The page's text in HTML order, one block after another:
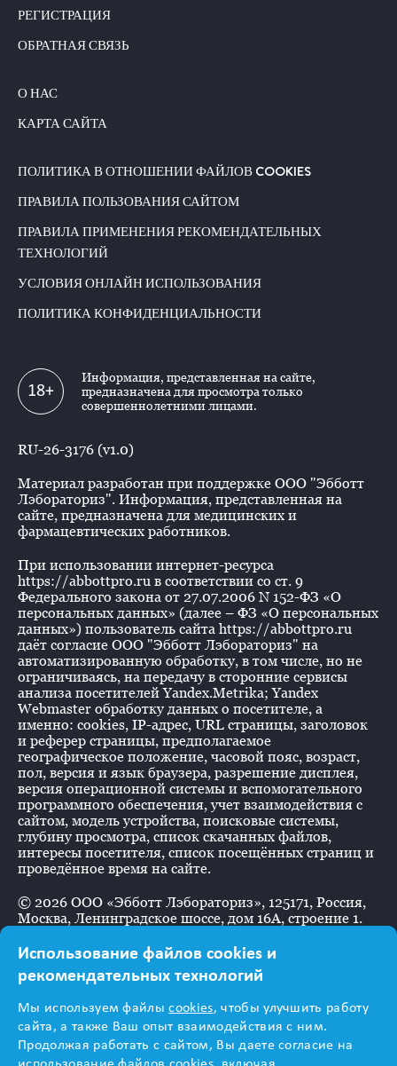
РЕГИСТРАЦИЯ
ОБРАТНАЯ СВЯЗЬ
О НАС
КАРТА САЙТА
ПОЛИТИКА В ОТНОШЕНИИ ФАЙЛОВ COOKIES
ПРАВИЛА ПОЛЬЗОВАНИЯ САЙТОМ
ПРАВИЛА ПРИМЕНЕНИЯ РЕКОМЕНДАТЕЛЬНЫХ
ТЕХНОЛОГИЙ
УСЛОВИЯ ОНЛАЙН ИСПОЛЬЗОВАНИЯ
ПОЛИТИКА КОНФИДЕНЦИАЛЬНОСТИ
18+
Информация, представленная на сайте,
предназначена для просмотра только
совершеннолетними лицами.
RU-26-3176 (v1.0)
Материал разработан при поддержке ООО "Эбботт
Лэбораториз". Информация, представленная на
сайте, предназначена для медицинских и
фармацевтических работников.
При использовании интернет-ресурса
https://abbottpro.ru в соответствии со ст. 9
Федерального закона от 27.07.2006 N 152-ФЗ «О
персональных данных» (далее – ФЗ «О персональных
данных») пользователь сайта https://abbottpro.ru
даёт согласие ООО "Эбботт Лэбораториз" на
автоматизированную обработку, в том числе, но не
ограничиваясь, на передачу в сторонние сервисы
анализа посетителей Yandex.Metrika; Yandex
Webmaster обработку данных о посетителе, а
именно: cookies, IP-адрес, URL страницы, заголовок
и реферер страницы, предполагаемое
географическое положение, часовой пояс, возраст,
пол, версия и язык браузера, разрешение дисплея,
версия операционной системы и вспомогательного
программного обеспечения, учет взаимодействия с
сайтом, модель устройства, поисковые системы,
глубину просмотра, список скачанных файлов,
интересы посетителя, список посещённых страниц и
проведённое время на сайте.
© 2026 ООО «Эбботт Лэбораториз», 125171, Россия,
Москва, Ленинградское шоссе, дом 16А, строение 1.
Информация
предназначена для
Использование файлов cookies и
рекомендательных технологий
Мы используем файлыcookies, чтобы улучшить работу
сайта, а также Ваш опыт взаимодействия с ним.
Продолжая работать с сайтом, Вы даете согласие на